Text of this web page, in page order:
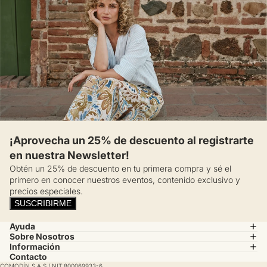
¡Aprovecha un 25% de descuento al registrarte
en nuestra Newsletter!
Obtén un 25% de descuento en tu primera compra y sé el
primero en conocer nuestros eventos, contenido exclusivo y
precios especiales.
SUSCRIBIRME
Ayuda
Sobre Nosotros
Información
Contacto